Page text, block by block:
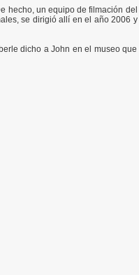
hecho, un equipo de filmación del
se dirigió allí en el año 2006 y
dicho a John en el museo que